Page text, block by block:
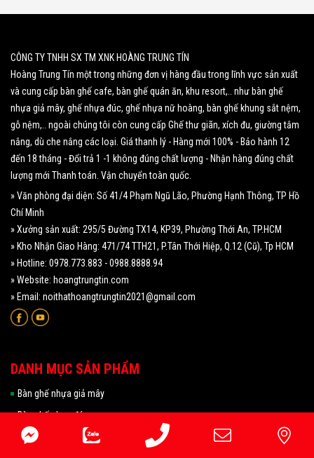
CÔNG TY TNHH SX TM XNK HOÀNG TRUNG TÍN
Hoàng Trung Tín một trong những đơn vị hàng đầu trong lĩnh vực sản xuất
và cung cấp bàn ghế cafe, bàn ghế quán ăn, khu resort,.. như bàn ghế
nhựa giả mây, ghế nhựa đúc, ghế nhựa nữ hoàng, bàn ghế khung sắt nệm,
gỗ nệm,.. ngoài chúng tôi còn cung cấp Ghế thư giãn, xích đu, giường tắm
nắng, dù che nắng các loại. Giá thanh lý - Hàng mới 100% - Bảo hành 12
đến 18 tháng - Đổi trả 1 -1 không đúng chất lượng - Nhận hàng đúng chất
lượng mới Thanh toán. Vận chuyển toàn quốc.
» Văn phòng đại diện: Số 41/4 Phạm Ngũ Lão, Phường Hạnh Thông, TP Hồ
Chí Minh
» Xưởng sản xuất: 295/5 Đường TX14, KP39, Phường Thới An, TP.HCM
» Kho Nhận Giao Hàng: 471/74 TTH21, P.Tân Thới Hiệp, Q.12 (Cũ), Tp HCM
» Hotline: 0978.773.883 - 0988.8888.94
» Website: hoangtrungtin.com
» Email: noithathoangtrungtin2021@gmail.com
DANH MỤC SẢN PHẨM
Bàn ghế nhựa giả mây
Bàn ghế nhựa đúc
Bàn ghế cà phê